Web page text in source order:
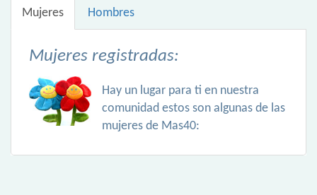
Mujeres Hombres
Mujeres registradas:
Hay un lugar para ti en nuestra
comunidad estos son algunas de las
mujeres de Mas40: